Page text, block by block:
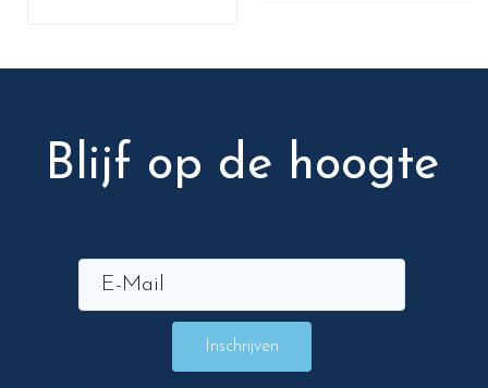
Blijf op de hoogte
Inschrijven